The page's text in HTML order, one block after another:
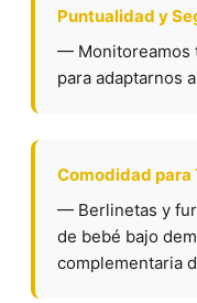
Puntualidad y
— Monitoreamos
para adaptarnos
Comodidad para
— Berlinetas y
de bebé bajo
complementaria